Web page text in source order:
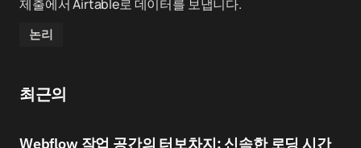
제출에서 Airtable로 데이터를 보냅니다.
논리
최근의
Webflow 작업 공간의 터보차지: 신속한 로딩 시간